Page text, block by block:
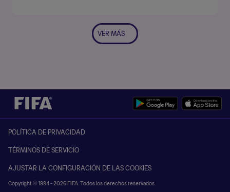
VER MÁS
POLÍTICA DE PRIVACIDAD
TÉRMINOS DE SERVICIO
AJUSTAR LA CONFIGURACIÓN DE LAS COOKIES
Copyright © 1994 - 2026 FIFA. Todos los derechos reservados.